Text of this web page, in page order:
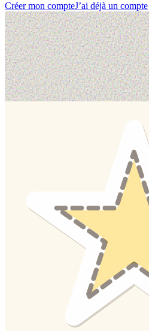
Créer mon compteJ’ai déjà un compte